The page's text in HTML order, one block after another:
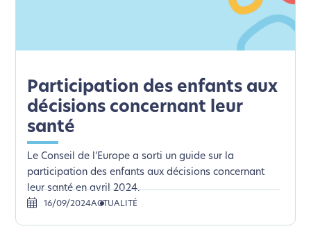
Participation des enfants aux
décisions concernant leur
santé
Le Conseil de l’Europe a sorti un guide sur la
participation des enfants aux décisions concernant
leur santé en avril 2024.
16/09/2024ACTUALITÉ